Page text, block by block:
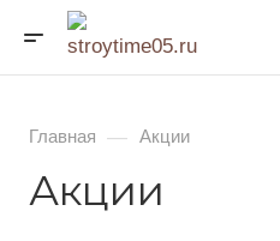
Главная — Акции
Акции